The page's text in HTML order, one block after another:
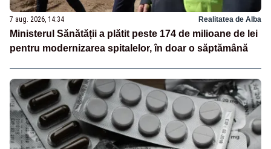
7 aug. 2026, 14:34 Realitatea de Alba
Ministerul Sănătății a plătit peste 174 de milioane de lei
pentru modernizarea spitalelor, în doar o săptămână